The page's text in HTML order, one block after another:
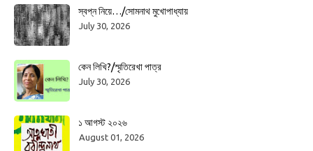
স্বপ্ন নিয়ে…/সোমনাথ মুখোপাধ্যায়
July 30, 2026
কেন লিখি?/স্মৃতিরেখা পাত্র
July 30, 2026
১ আগস্ট ২০২৬
August 01, 2026